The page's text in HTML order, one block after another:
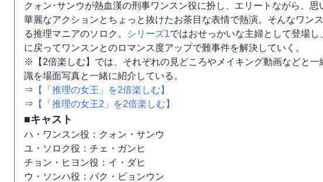
クォン･サンウが熱血漢の刑事ワンスン役に扮し、エリートながら、
華麗なアクションとちょっと抜けたお茶目な表情で熱演。そんなワン
る推理マニアのソロク。
シリーズ1ではおせっかいな主婦として登場し
に戻ってワンスンとのロマンス度アップで難事件を解決していく。
※【2倍楽しむ】では、それぞれの見どころやメイキング動画などと
識を場面写真と一緒に紹介している。
⇒ 【「推理の女王」を2倍楽しむ】
⇒ 【「推理の女王2」を2倍楽しむ】
■キャスト
ハ・ワンスン役：クォン・サンウ
ユ・ソロク役：チェ・ガンヒ
チョン・ヒヨン役：イ・ダヒ
ウ・ソンハ役：パク・ビョンウン